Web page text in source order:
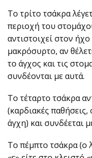
Το τρίτο τσάκρα
περιοχή του
αντιστοιχεί στον
μακρόσυρτο, αν
το άγχος και τις
συνδέονται με αυτά.
Το τέταρτο τσάκρα
(καρδιακές παθήσεις,
άγχη) και συνδέεται
Το πέμπτο τσάκρα (ο